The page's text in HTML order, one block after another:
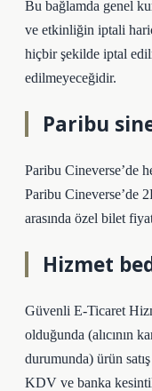
Bu bağlamda genel
ve etkinliğin iptali
hiçbir şekilde iptal
edilmeyeceğidir.
Paribu
Paribu Cineverse’de
Paribu Cineverse’de
arasında özel bilet
Hizmet
Güvenli E-Ticaret
olduğunda (alıcının
durumunda) ürün
KDV ve banka